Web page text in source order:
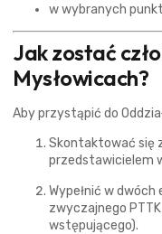
w wybranych
Jak zostać
Mysłowicach?
Aby przystąpić do
Skontaktować się
przedstawicielem
Wypełnić w
zwyczajnego
wstępującego).